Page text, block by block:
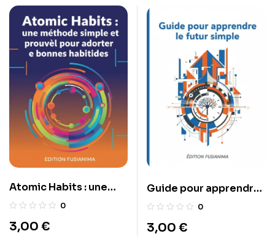
Atomic Habits : une
méthode simple et
de bonnes habitudes
0
3,00 €
Guide pour apprendre
le futur simple
0
3,00 €